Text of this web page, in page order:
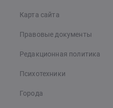
Карта сайта
Правовые документы
Редакционная политика
Психотехники
Города